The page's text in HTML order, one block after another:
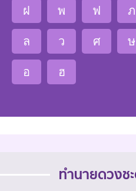
ฝ
พ ฟ ภ
ล
ว ศ ษ
อ
ฮ
ทำนายดวงช